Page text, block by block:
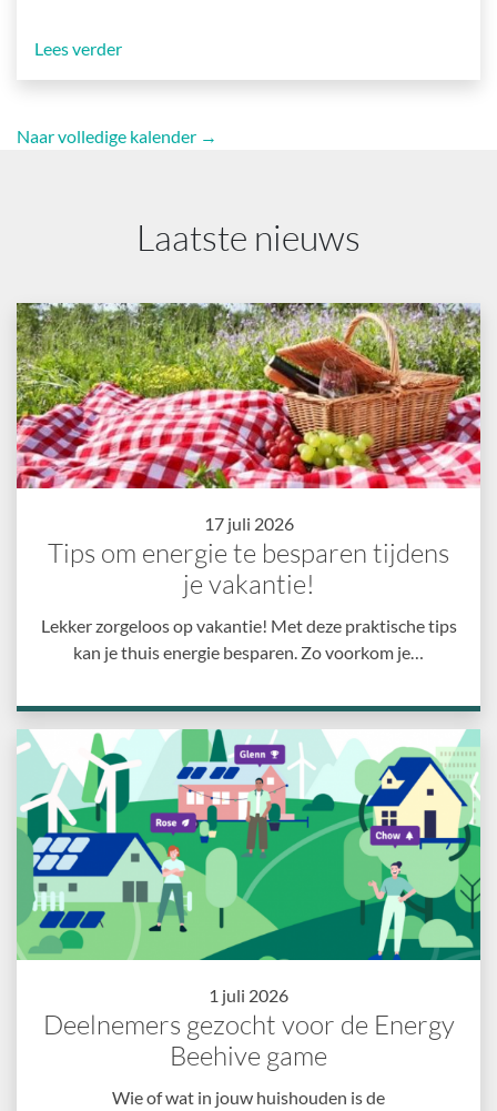
Lees verder
Naar volledige kalender →
Laatste nieuws
17 juli 2026
Tips om energie te besparen tijdens
je vakantie!
Lekker zorgeloos op vakantie! Met deze praktische tips
kan je thuis energie besparen. Zo voorkom je…
1 juli 2026
Deelnemers gezocht voor de Energy
Beehive game
Wie of wat in jouw huishouden is de